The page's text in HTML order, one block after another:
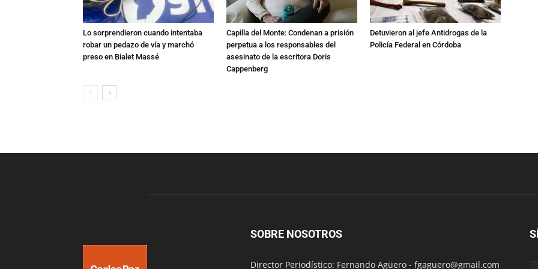
Lo sorprendieron cuando intentaba
robar un pedazo de vía y marchó
preso en Bialet Massé
Capilla del Monte: Condenan a prisión
perpetua a los responsables del
asesinato de la escritora Doris
Cappenberg
Detuvieron al jefe Antidrogas de la
Policía Federal en Córdoba
SOBRE NOSOTROS
Director Periodístico: Fernando Agüero - fgaguero@gmail.com